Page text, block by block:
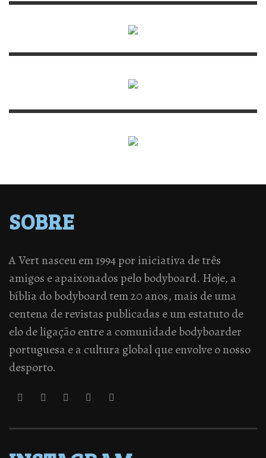
SOBRE
A Vert nasceu em 1994 por iniciativa de três
amigos e apaixonados pelo bodyboard. Hoje, a
bíblia do bodyboard tem 20 anos, mais de uma
centena de revistas publicadas e um estatuto de
elo de ligação entre a comunidade bodyboarder
portuguesa e a cultura global que envolve o nosso
desporto.